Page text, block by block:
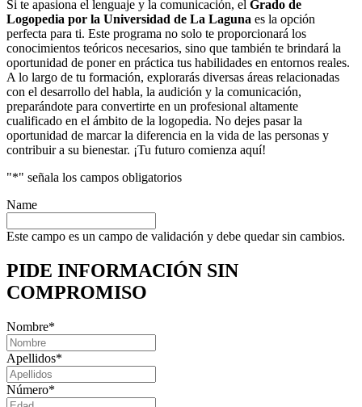
Si te apasiona el lenguaje y la comunicación, el Grado de
Logopedia por la Universidad de La Laguna es la opción
perfecta para ti. Este programa no solo te proporcionará los
conocimientos teóricos necesarios, sino que también te brindará la
oportunidad de poner en práctica tus habilidades en entornos reales.
A lo largo de tu formación, explorarás diversas áreas relacionadas
con el desarrollo del habla, la audición y la comunicación,
preparándote para convertirte en un profesional altamente
cualificado en el ámbito de la logopedia. No dejes pasar la
oportunidad de marcar la diferencia en la vida de las personas y
contribuir a su bienestar. ¡Tu futuro comienza aquí!
"*" señala los campos obligatorios
Name
Este campo es un campo de validación y debe quedar sin cambios.
PIDE INFORMACIÓN SIN
COMPROMISO
Nombre*
Apellidos*
Número*